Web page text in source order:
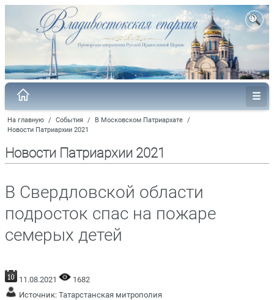
На главную / События / В Московском Патриархате /
Новости Патриархии 2021
Новости Патриархии 2021
В Свердловской области
подросток спас на пожаре
семерых детей
11.08.2021
1682
Источник: Татарстанская митрополия